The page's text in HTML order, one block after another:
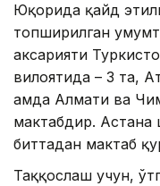
Юқорида қайд
топширилган
аксарияти
вилоятида – 3 та,
ҳамда Алмати ва
мактабдир. Астана
биттадан мактаб
Таққослаш учун,